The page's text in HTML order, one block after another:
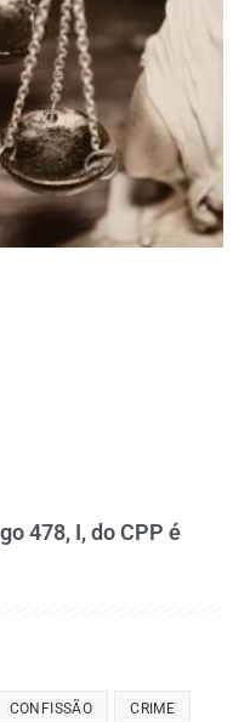
478, I, do CPP é
CONFISSÃO CRIME